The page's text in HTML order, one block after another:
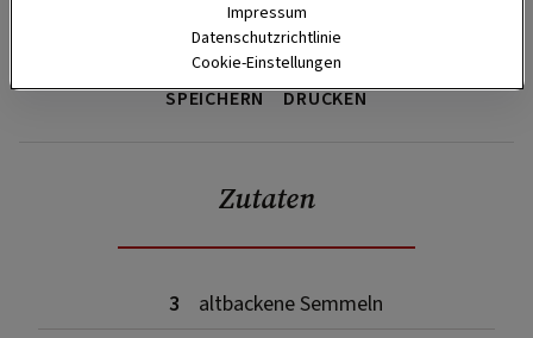
SPEICHERN DRUCKEN
Zutaten
3
altbackene Semmeln
Impressum
Datenschutzrichtlinie
Cookie-Einstellungen